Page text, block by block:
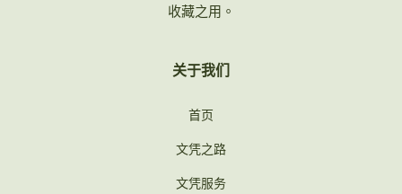
收藏之用。
关于我们
首页
文凭之路
文凭服务